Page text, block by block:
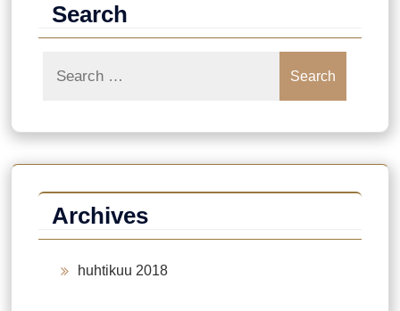
Search
Search
Archives
huhtikuu 2018